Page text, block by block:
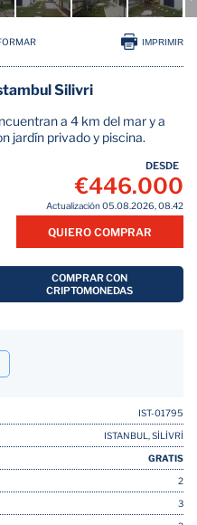
IMPRIMIR
Silivri
a 4 km del mar y a
jardín privado y piscina.
DESDE
€446.000
Actualización 05.08.2026, 08.42
QUIERO COMPRAR
COMPRAR CON
CRIPTOMONEDAS
IST-01795
ISTANBUL, SİLİVRİ
GRATIS
2
3